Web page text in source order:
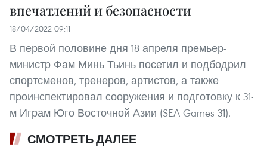
впечатлений и безопасности
18/04/2022 09:11
В первой половине дня 18 апреля премьер-
министр Фам Минь Тьинь посетил и подбодрил
спортсменов, тренеров, артистов, а также
проинспектировал сооружения и подготовку к 31-
м Играм Юго-Восточной Азии (SEA Games 31).
СМОТРЕТЬ ДАЛЕЕ